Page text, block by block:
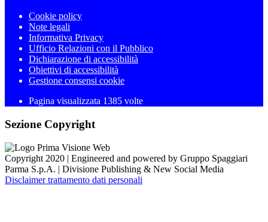
Cookie policy
Note legali
Informativa Privacy
Ufficio Relazioni con il Pubblico
Dichiarazione di accessibilità
Obiettivi di accessibilità
Gestione consensi cookie
Pagina visualizzata 1385 volte
Sezione Copyright
Copyright 2020 | Engineered and powered by Gruppo Spaggiari
Parma S.p.A. | Divisione Publishing & New Social Media
Disclaimer trattamento dati personali